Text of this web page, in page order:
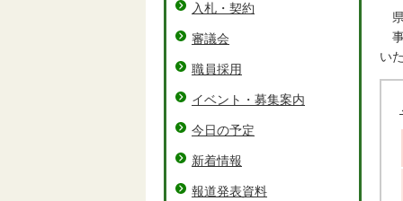
県
事
い
入札・契約
審議会
職員採用
イベント・募集案内
今日の予定
新着情報
報道発表資料